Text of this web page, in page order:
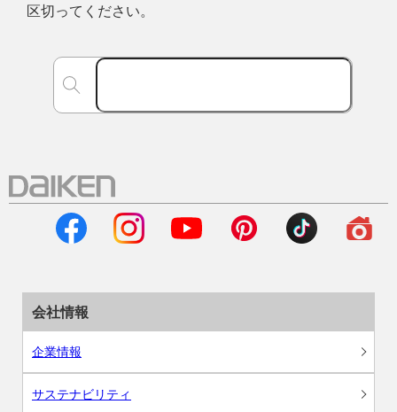
区切ってください。
会社情報
企業情報
サステナビリティ